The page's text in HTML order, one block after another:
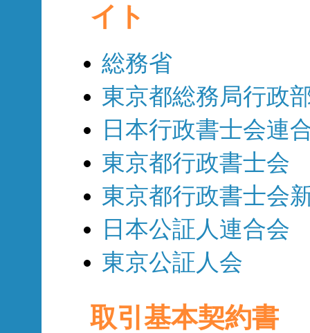
イト
総務省
東京都総務局行政
日本行政書士会連
東京都行政書士会
東京都行政書士会
日本公証人連合会
東京公証人会
取引基本契約書